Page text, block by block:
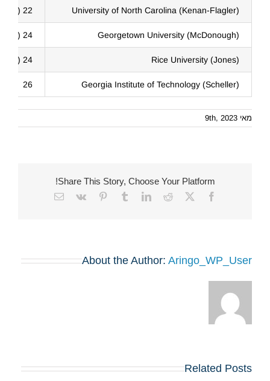
University of North Carolina (Kenan-Flagler)
22 (tie)
Georgetown University (McDonough)
24 (tie)
Rice University (Jones)
24 (tie)
Georgia Institute of Technology (Scheller)
26
מאי 9th, 2023
Share This Story, Choose Your Platform!
Facebook
X
Reddit
LinkedIn
Tumblr
Pinterest
Vk
Email
About the Author: Aringo_WP_User
Related Posts